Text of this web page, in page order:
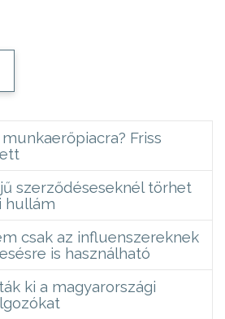
Friss
szerződéseseknél törhet
hullám
csak az influenszereknek
is használható
ki a magyarországi